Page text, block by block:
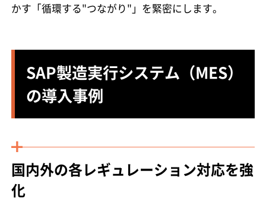
かす「循環する"つながり"」を緊密にします。
SAP製造実行システム（MES）
の導入事例
国内外の各レギュレーション対応を強
化